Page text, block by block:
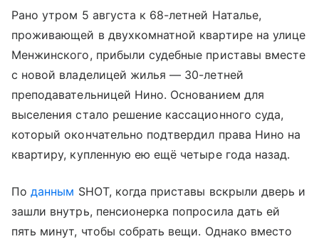
Рано утром 5 августа к 68-летней Наталье,
проживающей в двухкомнатной квартире на улице
Менжинского, прибыли судебные приставы вместе
с новой владелицей жилья — 30-летней
преподавательницей Нино. Основанием для
выселения стало решение кассационного суда,
который окончательно подтвердил права Нино на
квартиру, купленную ею ещё четыре года назад.
Поданным SHOT, когда приставы вскрыли дверь и
зашли внутрь, пенсионерка попросила дать ей
пять минут, чтобы собрать вещи. Однако вместо